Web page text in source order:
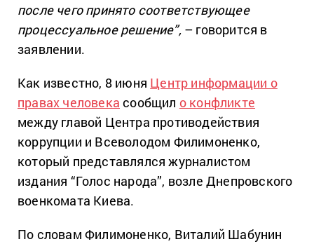
после чего принято соответствующее
процессуальное решение”,– говорится в
заявлении.
Как известно, 8 июня Центр информации о
правах человека сообщил о конфликте
между главой Центра противодействия
коррупции и Всеволодом Филимоненко,
который представлялся журналистом
издания “Голос народа”, возле Днепровского
военкомата Киева.
По словам Филимоненко, Виталий Шабунин